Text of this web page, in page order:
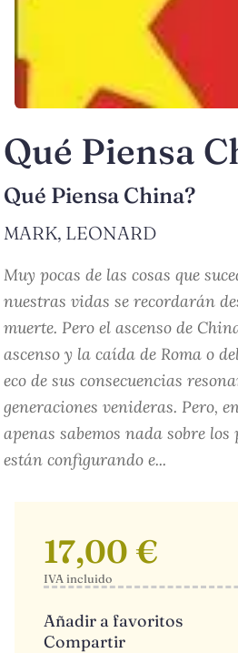
Qué Piensa
Qué Piensa China?
MARK, LEONARD
Muy pocas de las cosas que
nuestras vidas se recordarán
muerte. Pero el ascenso de
ascenso y la caída de Roma o
eco de sus consecuencias
generaciones venideras. Pero,
apenas sabemos nada sobre los
están configurando e...
17,00 €
IVA incluido
Añadir a favoritos
Compartir